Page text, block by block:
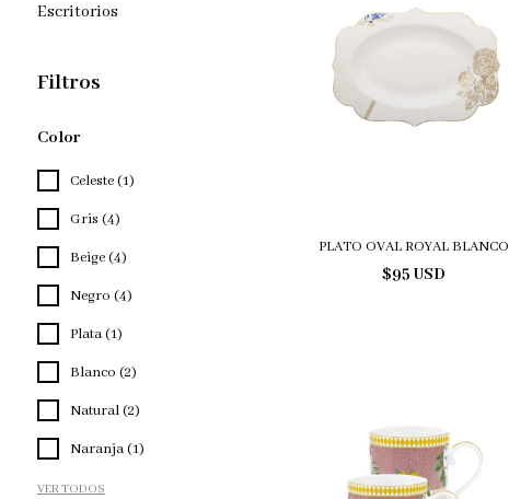
Escritorios
Filtros
Color
Celeste (1)
Gris (4)
Beige (4)
Negro (4)
Plata (1)
Blanco (2)
Natural (2)
Naranja (1)
VER TODOS
PLATO OVAL ROYAL BLANCO
$95 USD